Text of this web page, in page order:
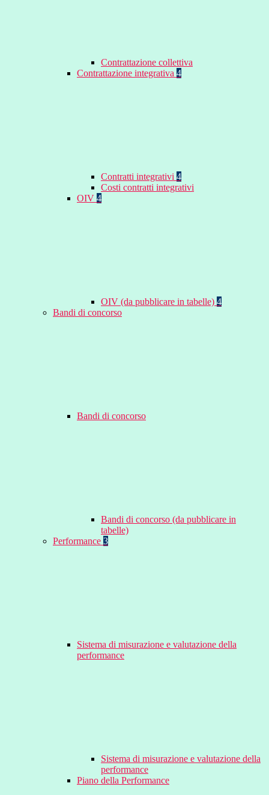
Contrattazione collettiva
Contrattazione integrativa 4
Contratti integrativi 4
Costi contratti integrativi
OIV 4
OIV (da pubblicare in tabelle) 4
Bandi di concorso
Bandi di concorso
Bandi di concorso (da pubblicare in
tabelle)
Performance 3
Sistema di misurazione e valutazione della
performance
Sistema di misurazione e valutazione della
performance
Piano della Performance